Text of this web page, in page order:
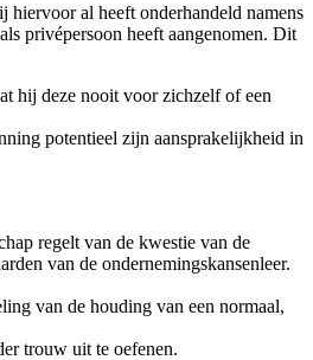
hiervoor al heeft onderhandeld namens
privépersoon heeft aangenomen. Dit
hij deze nooit voor zichzelf of een
potentieel zijn aansprakelijkheid in
regelt van de kwestie van de
van de ondernemingskansenleer.
van de houding van een normaal,
trouw uit te oefenen.